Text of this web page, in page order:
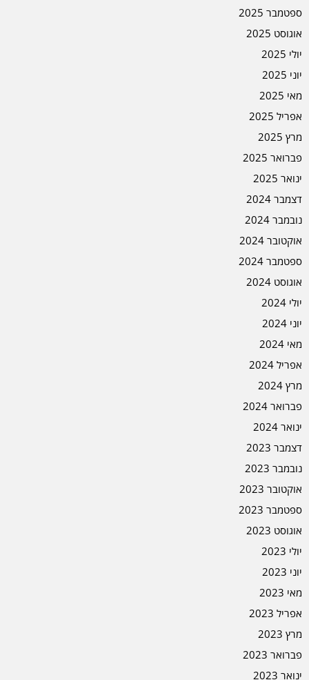
ספטמבר 2025
אוגוסט 2025
יולי 2025
יוני 2025
מאי 2025
אפריל 2025
מרץ 2025
פברואר 2025
ינואר 2025
דצמבר 2024
נובמבר 2024
אוקטובר 2024
ספטמבר 2024
אוגוסט 2024
יולי 2024
יוני 2024
מאי 2024
אפריל 2024
מרץ 2024
פברואר 2024
ינואר 2024
דצמבר 2023
נובמבר 2023
אוקטובר 2023
ספטמבר 2023
אוגוסט 2023
יולי 2023
יוני 2023
מאי 2023
אפריל 2023
מרץ 2023
פברואר 2023
ינואר 2023